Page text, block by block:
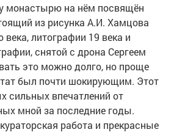
монастырю на нём посвящён
из рисунка А.И. Хамцова
литографии 19 века и
снятой с дрона Сергеем
это можно долго, но проще
был почти шокирующим. Этот
сильных впечатлений от
мной за последние годы.
работа и прекрасные